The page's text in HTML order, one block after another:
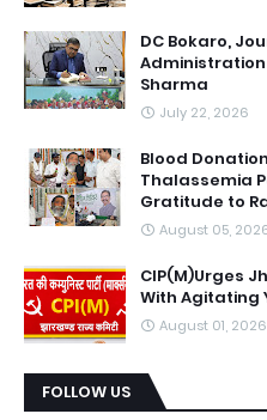
DC Bokaro,
Sharma
July 22, 2026
Blood
Thalassemia
Gratitude to
August 05,
CIP(M)Urges
With Agitating
August 01, 2026
FOLLOW US